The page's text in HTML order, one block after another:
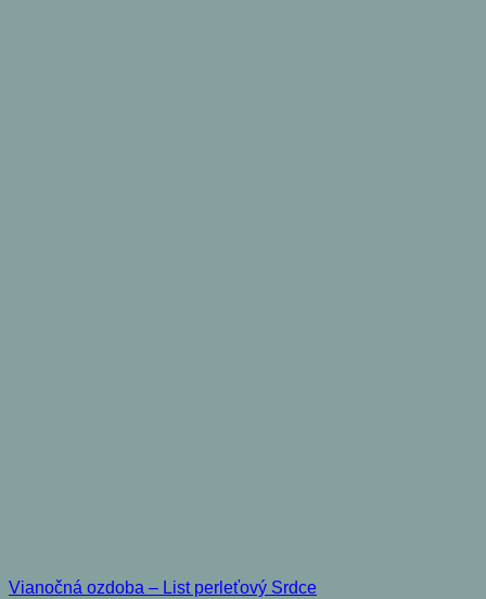
Vianočná ozdoba – List perleťový Srdce